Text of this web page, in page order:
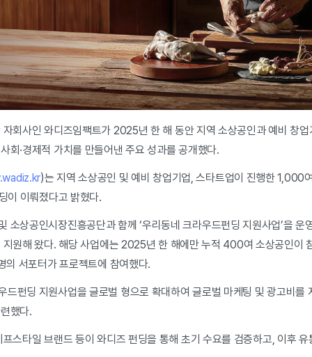
회사인 와디즈임팩트가 2025년 한 해 동안 지역 소상공인과 예비 창
회·경제적 가치를 만들어낸 주요 성과를 공개했다.
)는 지역 소상공인 및 예비 창업기업, 스타트업이 진행한 1,000
이 이뤄졌다고 밝혔다.
소상공인시장진흥공단과 함께 ‘우리동네 크라우드펀딩 지원사업’을 운
지원해 왔다. 해당 사업에는 2025년 한 해에만 누적 400여 소상공인이
의 서포터가 프로젝트에 참여했다.
드펀딩 지원사업을 글로벌 형으로 확대하여 글로벌 마케팅 및 광고비를
했다.
스타일 브랜드 등이 와디즈 펀딩을 통해 초기 수요를 검증하고, 이후